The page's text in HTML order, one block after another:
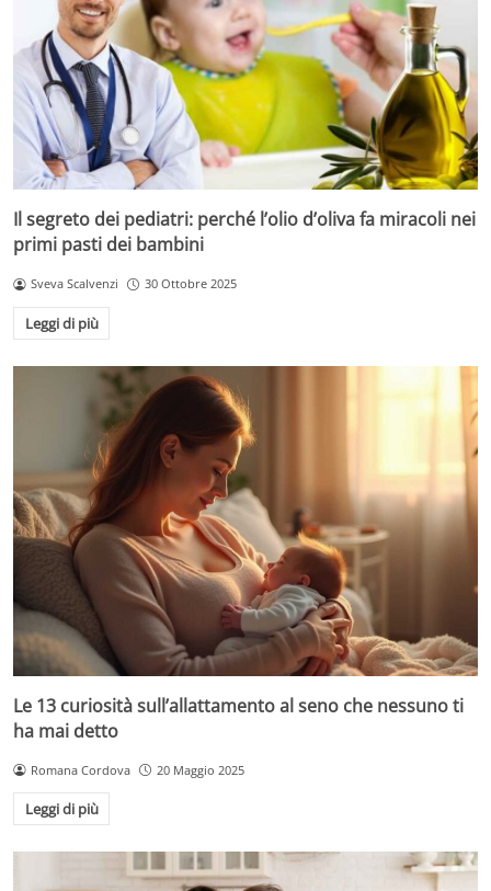
Il segreto dei pediatri: perché l’olio d’oliva fa miracoli nei
primi pasti dei bambini
Sveva Scalvenzi 30 Ottobre 2025
Leggi di più
Le 13 curiosità sull’allattamento al seno che nessuno ti
ha mai detto
Romana Cordova 20 Maggio 2025
Leggi di più